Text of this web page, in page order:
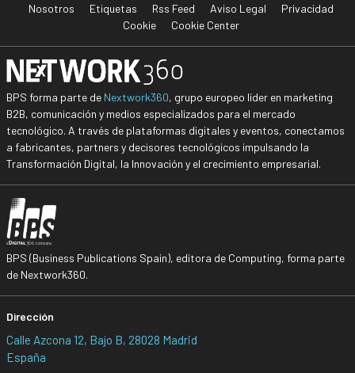
Nosotros Etiquetas Rss Feed Aviso Legal
Privacidad
Cookie
Cookie Center
BPS forma parte de Nextwork360, grupo europeo líder en marketing
B2B, comunicación y medios especializados para el mercado
tecnológico. A través de plataformas digitales y eventos, conectamos
a fabricantes, partners y decisores tecnológicos impulsando la
Transformación Digital, la Innovación y el crecimiento empresarial.
BPS (Business Publications Spain), editora de Computing, forma parte
de Nextwork360.
Dirección
Calle Azcona 12, Bajo B, 28028 Madrid
España